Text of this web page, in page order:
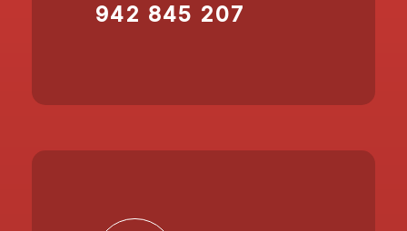
942 845 207